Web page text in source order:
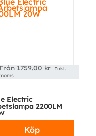
Från 1759.00 kr
Inkl.
moms
Electric
2200LM
Köp